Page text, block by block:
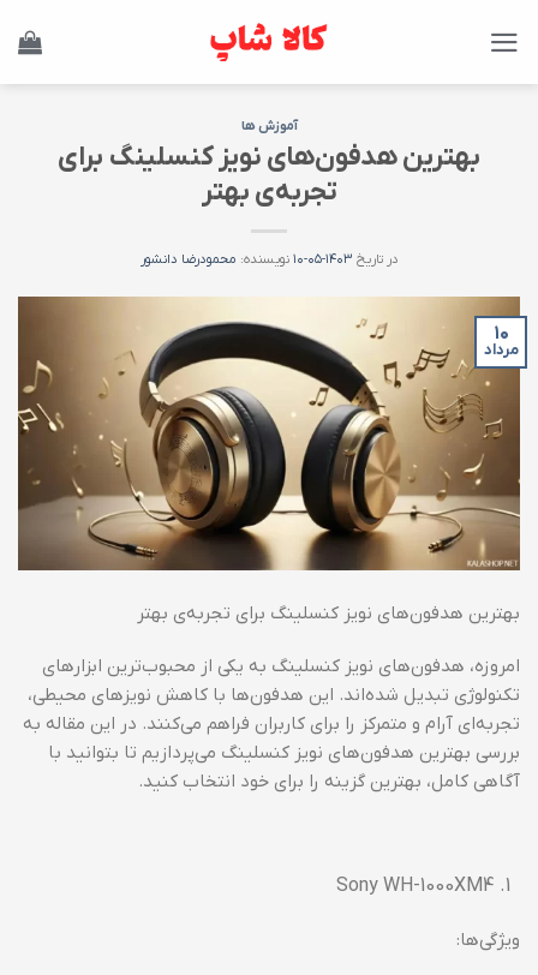
آموزش ها
بهترین هدفون‌های نویز کنسلینگ برای
تجربه‌ی بهتر
در تاریخ ۱۴۰۳-۰۵-۱۰ نویسنده: محمودرضا دانشور
۱۰
مرداد
بهترین هدفون‌های نویز کنسلینگ برای تجربه‌ی بهتر
امروزه، هدفون‌های نویز کنسلینگ به یکی از محبوب‌ترین ابزارهای
تکنولوژی تبدیل شده‌اند. این هدفون‌ها با کاهش نویزهای محیطی،
تجربه‌ای آرام و متمرکز را برای کاربران فراهم می‌کنند. در این مقاله به
بررسی بهترین هدفون‌های نویز کنسلینگ می‌پردازیم تا بتوانید با
آگاهی کامل، بهترین گزینه را برای خود انتخاب کنید.
Sony WH-1000XM4
ویژگی‌ها: